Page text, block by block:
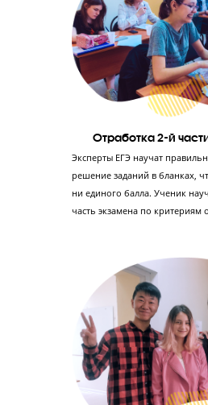
Создание
Понимание предмета и
ребенку решать любые
экзамена